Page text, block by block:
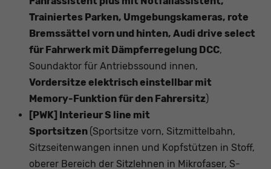
Trainiertes Parken, Umgebungskameras, rote
Bremssättel vorn und hinten, Audi drive select
für Fahrwerk mit Dämpferregelung DCC,
Soundaktor für Antriebssound innen,
Vordersitze elektrisch einstellbar mit
Memory-Funktion für den Fahrersitz)
[PWK] Interieur S line mit
Sportsitzen (Sportsitze vorn, Sitzmittelbahn,
Sitzseitenwangen innen und Kopfstützen in Stoff,
oberer Bereich der Sitzlehnen in Mikrofaser, S-